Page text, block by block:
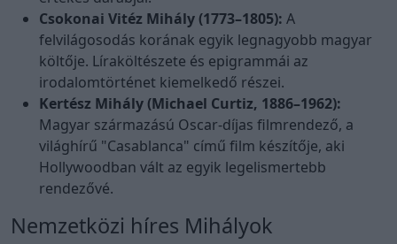
Csokonai Vitéz Mihály (1773–1805): A
felvilágosodás korának egyik legnagyobb magyar
költője. Líraköltészete és epigrammái az
irodalomtörténet kiemelkedő részei.
Kertész Mihály (Michael Curtiz, 1886–1962):
Magyar származású Oscar-díjas filmrendező, a
világhírű "Casablanca" című film készítője, aki
Hollywoodban vált az egyik legelismertebb
rendezővé.
Nemzetközi híres Mihályok